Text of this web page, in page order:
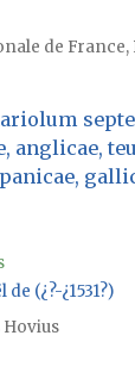
de France,
anglicae,
(¿?-¿1531?)